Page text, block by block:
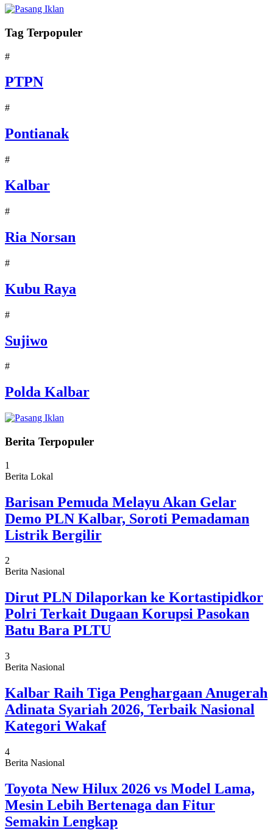
Tag Terpopuler
#
PTPN
#
Pontianak
#
Kalbar
#
Ria Norsan
#
Kubu Raya
#
Sujiwo
#
Polda Kalbar
Berita Terpopuler
1
Berita Lokal
Barisan Pemuda Melayu Akan Gelar
Demo PLN Kalbar, Soroti Pemadaman
Listrik Bergilir
2
Berita Nasional
Dirut PLN Dilaporkan ke Kortastipidkor
Polri Terkait Dugaan Korupsi Pasokan
Batu Bara PLTU
3
Berita Nasional
Kalbar Raih Tiga Penghargaan Anugerah
Adinata Syariah 2026, Terbaik Nasional
Kategori Wakaf
4
Berita Nasional
Toyota New Hilux 2026 vs Model Lama,
Mesin Lebih Bertenaga dan Fitur
Semakin Lengkap